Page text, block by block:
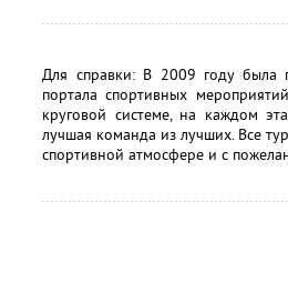
Для справки: В 2009 году была
портала спортивных
круговой системе, на каждом
лучшая команда из лучших. Все
спортивной атмосфере и с